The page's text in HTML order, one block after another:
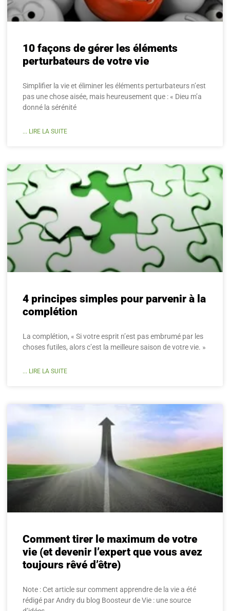
10 façons de gérer les éléments
perturbateurs de votre vie
Simplifier la vie et éliminer les éléments perturbateurs n’est
pas une chose aisée, mais heureusement que : « Dieu m’a
donné la sérénité
... LIRE LA SUITE
4 principes simples pour parvenir à la
complétion
La complétion, « Si votre esprit n’est pas embrumé par les
choses futiles, alors c’est la meilleure saison de votre vie. »
... LIRE LA SUITE
Comment tirer le maximum de votre
vie (et devenir l’expert que vous avez
toujours rêvé d’être)
Note : Cet article sur comment apprendre de la vie a été
rédigé par Andry du blog Boosteur de Vie : une source